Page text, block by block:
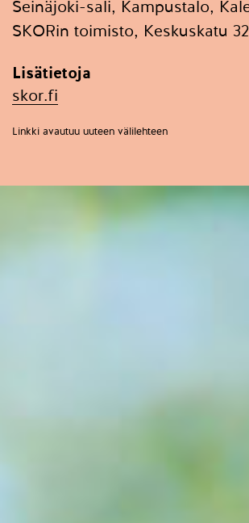
Seinäjoki-sali, Kampustalo,
SKORin toimisto, Keskuskatu
Lisätietoja
skor.fi
Linkki avautuu uuteen välilehteen